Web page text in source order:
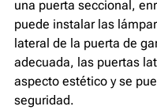
una puerta seccional,
puede instalar las
lateral de la puerta de
adecuada, las puertas
aspecto estético y se
seguridad.